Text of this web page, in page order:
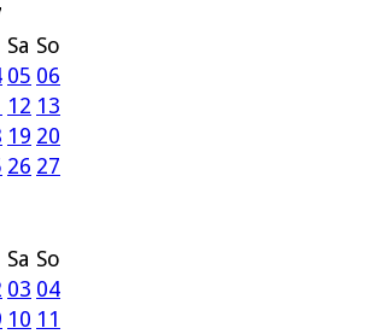
Sa So
05 06
12 13
19 20
26 27
Sa So
03 04
10 11